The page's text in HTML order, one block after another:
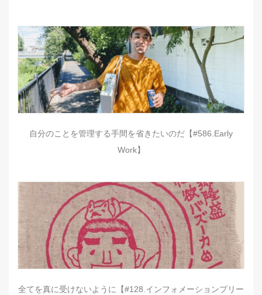
自分のことを管理する手間を省きたいのだ【#586.Early
Work】
全てを真に受けないように【#128.インフォメーションプリー